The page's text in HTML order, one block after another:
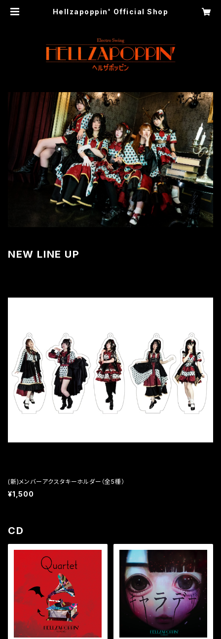
Hellzapoppin' Official Shop
NEW LINE UP
(新)メンバーアクスタキーホルダー（全5種）
¥1,500
CD